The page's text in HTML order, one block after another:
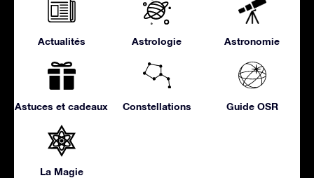
Actualités Astrologie Astronomie
Astuces et cadeaux Constellations Guide OSR
La Magie